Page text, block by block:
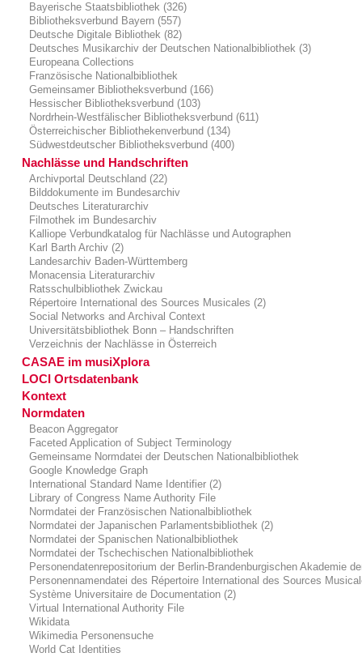
Bayerische Staatsbibliothek (326)
Bibliotheksverbund Bayern (557)
Deutsche Digitale Bibliothek (82)
Deutsches Musikarchiv der Deutschen Nationalbibliothek (3)
Europeana Collections
Französische Nationalbibliothek
Gemeinsamer Bibliotheksverbund (166)
Hessischer Bibliotheksverbund (103)
Nordrhein-Westfälischer Bibliotheksverbund (611)
Österreichischer Bibliothekenverbund (134)
Südwestdeutscher Bibliotheksverbund (400)
Nachlässe und Handschriften
Archivportal Deutschland (22)
Bilddokumente im Bundesarchiv
Deutsches Literaturarchiv
Filmothek im Bundesarchiv
Kalliope Verbundkatalog für Nachlässe und Autographen
Karl Barth Archiv (2)
Landesarchiv Baden-Württemberg
Monacensia Literaturarchiv
Ratsschulbibliothek Zwickau
Répertoire International des Sources Musicales (2)
Social Networks and Archival Context
Universitätsbibliothek Bonn – Handschriften
Verzeichnis der Nachlässe in Österreich
CASAE im musiXplora
LOCI Ortsdatenbank
Kontext
Normdaten
Beacon Aggregator
Faceted Application of Subject Terminology
Gemeinsame Normdatei der Deutschen Nationalbibliothek
Google Knowledge Graph
International Standard Name Identifier (2)
Library of Congress Name Authority File
Normdatei der Französischen Nationalbibliothek
Normdatei der Japanischen Parlamentsbibliothek (2)
Normdatei der Spanischen Nationalbibliothek
Normdatei der Tschechischen Nationalbibliothek
Personendatenrepositorium der Berlin-Brandenburgischen Akademie
Personennamendatei des Répertoire International des Sources
Système Universitaire de Documentation (2)
Virtual International Authority File
Wikidata
Wikimedia Personensuche
World Cat Identities